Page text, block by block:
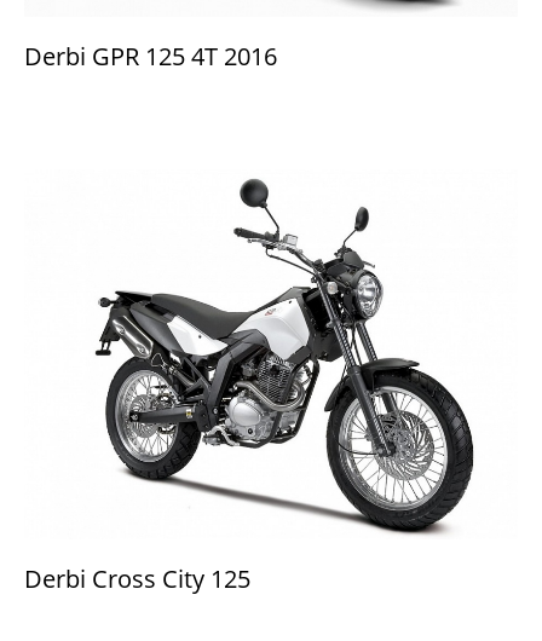
Derbi GPR 125 4T 2016
Derbi Cross City 125